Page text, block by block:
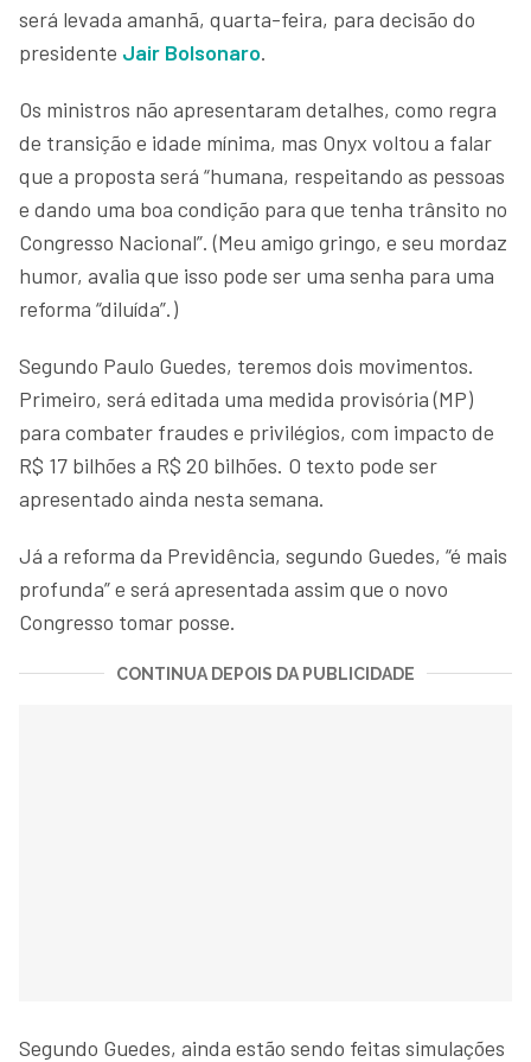
será levada amanhã, quarta-feira, para decisão do
presidente Jair Bolsonaro.
Os ministros não apresentaram detalhes, como regra
de transição e idade mínima, mas Onyx voltou a falar
que a proposta será “humana, respeitando as pessoas
e dando uma boa condição para que tenha trânsito no
Congresso Nacional”. (Meu amigo gringo, e seu mordaz
humor, avalia que isso pode ser uma senha para uma
reforma “diluída”.)
Segundo Paulo Guedes, teremos dois movimentos.
Primeiro, será editada uma medida provisória (MP)
para combater fraudes e privilégios, com impacto de
R$ 17 bilhões a R$ 20 bilhões. O texto pode ser
apresentado ainda nesta semana.
Já a reforma da Previdência, segundo Guedes, “é mais
profunda” e será apresentada assim que o novo
Congresso tomar posse.
CONTINUA DEPOIS DA PUBLICIDADE
Segundo Guedes, ainda estão sendo feitas simulações